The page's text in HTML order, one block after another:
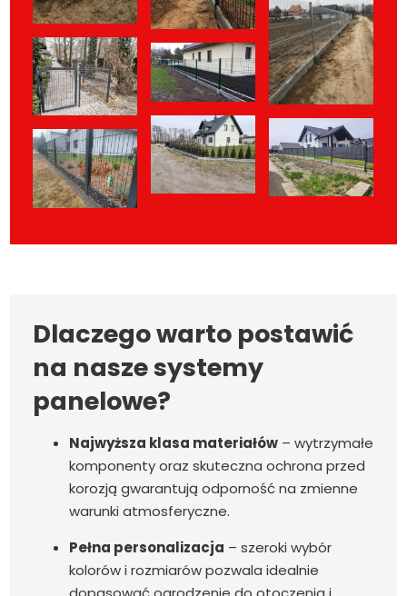
Dlaczego warto postawić
na nasze systemy
panelowe?
Najwyższa klasa materiałów – wytrzymałe
komponenty oraz skuteczna ochrona przed
korozją gwarantują odporność na zmienne
warunki atmosferyczne.
Pełna personalizacja – szeroki wybór
kolorów i rozmiarów pozwala idealnie